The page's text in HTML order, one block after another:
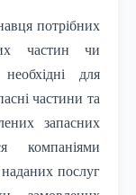
потрібних
частин чи
для
частини та
запасних
компаніями
послуг